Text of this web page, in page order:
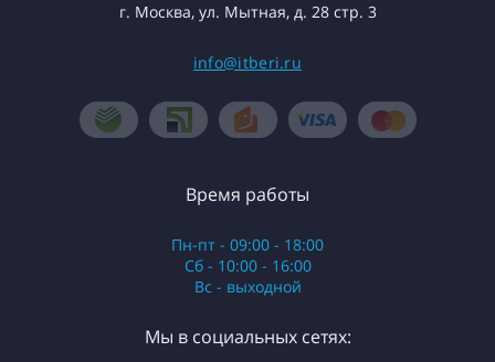
г. Москва, ул. Мытная, д. 28 стр. 3
info@itberi.ru
Время работы
Пн-пт - 09:00 - 18:00
Сб - 10:00 - 16:00
Вс - выходной
Мы в социальных сетях: